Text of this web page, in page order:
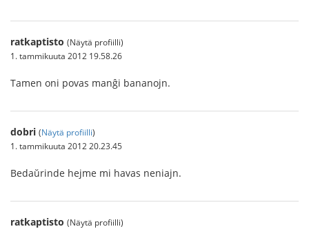
ratkaptisto (Näytä profiilli)
1. tammikuuta 2012 19.58.26
Tamen oni povas manĝi bananojn.
dobri (Näytä profiilli)
1. tammikuuta 2012 20.23.45
Bedaŭrinde hejme mi havas neniajn.
ratkaptisto (Näytä profiilli)